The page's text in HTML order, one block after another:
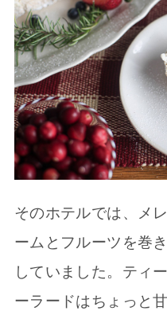
そのホテルでは、メ
ームとフルーツを巻
していました。ティ
ーラードはちょっと